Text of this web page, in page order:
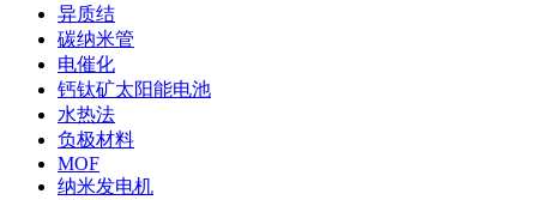
异质结
碳纳米管
电催化
钙钛矿太阳能电池
水热法
负极材料
MOF
纳米发电机